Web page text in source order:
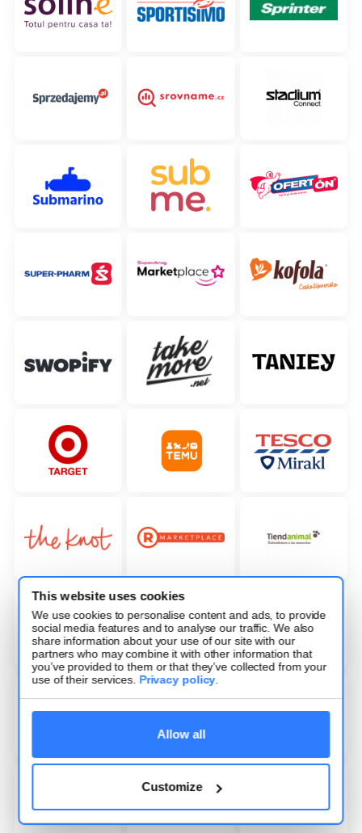
This website uses cookies
We use cookies to personalise content and ads, to provide
social media features and to analyse our traffic. We also
share information about your use of our site with our
partners who may combine it with other information that
you’ve provided to them or that they’ve collected from your
use of their services. Privacy policy.
Allow all
Customize